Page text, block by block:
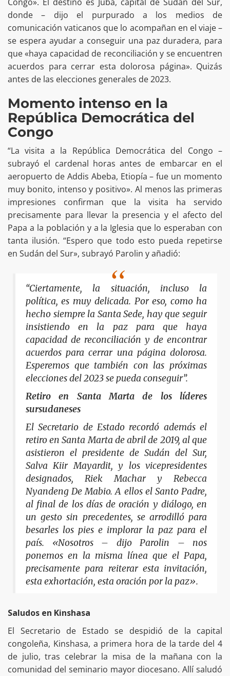
donde – dijo el purpurado a los medios de
comunicación vaticanos que lo acompañan en el viaje –
se espera ayudar a conseguir una paz duradera, para
que «haya capacidad de reconciliación y se encuentren
acuerdos para cerrar esta dolorosa página». Quizás
antes de las elecciones generales de 2023.
Momento intenso en la
República Democrática del
Congo
“La visita a la República Democrática del Congo –
subrayó el cardenal horas antes de embarcar en el
aeropuerto de Addis Abeba, Etiopía – fue un momento
muy bonito, intenso y positivo». Al menos las primeras
impresiones confirman que la visita ha servido
precisamente para llevar la presencia y el afecto del
Papa a la población y a la Iglesia que lo esperaban con
tanta ilusión. “Espero que todo esto pueda repetirse
en Sudán del Sur», subrayó Parolin y añadió:
“Ciertamente, la situación, incluso la
política, es muy delicada. Por eso, como ha
hecho siempre la Santa Sede, hay que seguir
insistiendo en la paz para que haya
capacidad de reconciliación y de encontrar
acuerdos para cerrar una página dolorosa.
Esperemos que también con las próximas
elecciones del 2023 se pueda conseguir”.
Retiro en Santa Marta de los líderes
sursudaneses
El Secretario de Estado recordó además el
retiro en Santa Marta de abril de 2019, al que
asistieron el presidente de Sudán del Sur,
Salva Kiir Mayardit, y los vicepresidentes
designados, Riek Machar y Rebecca
Nyandeng De Mabio. A ellos el Santo Padre,
al final de los días de oración y diálogo, en
un gesto sin precedentes, se arrodilló para
besarles los pies e implorar la paz para el
país. «Nosotros – dijo Parolin – nos
ponemos en la misma línea que el Papa,
precisamente para reiterar esta invitación,
esta exhortación, esta oración por la paz».
Saludos en Kinshasa
El Secretario de Estado se despidió de la capital
congoleña, Kinshasa, a primera hora de la tarde del 4
de julio, tras celebrar la misa de la mañana con la
comunidad del seminario mayor diocesano. Allí saludó